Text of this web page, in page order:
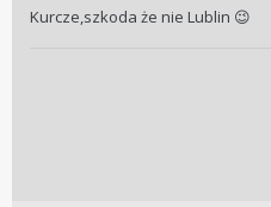
Kurcze,szkoda że nie Lublin 😉